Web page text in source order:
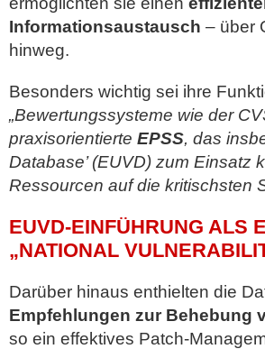
Informationsaustausch – über
hinweg.
Besonders wichtig sei ihre
„Bewertungssysteme wie der
praxisorientierte EPSS, das
Database’ (EUVD) zum Einsatz
Ressourcen auf die kritischsten
EUVD-EINFÜHRUNG ALS
„NATIONAL
Darüber hinaus enthielten die
Empfehlungen zur Behebung
so ein effektives Patch-